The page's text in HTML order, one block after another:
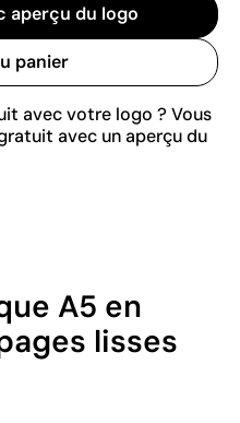
aperçu du logo
panier
avec votre logo ? Vous
avec un aperçu du
A5 en
lisses